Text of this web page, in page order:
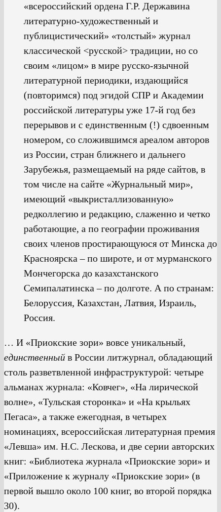
«всероссийский ордена Г.Р. Державина
литературно-художественный и
публицистический» «толстый» журнал
классической <русской> традиции, но со
своим «лицом» в мире русско-язычной
литературной периодики, издающийся
(повторимся) под эгидой СПР и Академии
российской литературы уже 17-й год без
перерывов и с единственным (!) сдвоенным
номером, со сложившимся ареалом авторов
из России, стран ближнего и дальнего
Зарубежья, размещаемый на ряде сайтов, в
том числе на сайте «Журнальный мир»,
имеющий «выкристаллизованную»
редколлегию и редакцию, слаженно и четко
работающие, а по географии проживания
своих членов простирающуюся от Минска до
Красноярска – по широте, и от мурманского
Мончегорска до казахстанского
Семипалатинска – по долготе. А по странам:
Белоруссия, Казахстан, Латвия, Израиль,
Россия.
… И «Приокские зори» вовсе уникальный,
единственный в России литжурнал, обладающий
столь разветвленной инфраструктурой: четыре
альманах журнала: «Ковчег», «На лирической
волне», «Тульская сторонка» и «На крыльях
Пегаса», а также ежегодная, в четырех
номинациях, всероссийская литературная премия
«Левша» им. Н.С. Лескова, и две серии авторских
книг: «Библиотека журнала «Приокские зори» и
«Приложение к журналу «Приокские зори» (в
первой вышло около 100 книг, во второй порядка
30).